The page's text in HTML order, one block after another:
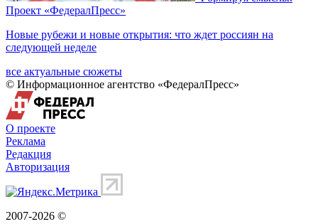
Проект «ФедералПресс»
Новые рубежи и новые открытия: что ждет россиян на
следующей неделе
все актуальные сюжеты
© Информационное агентство «ФедералПресс»
О проекте
Реклама
Редакция
Авторизация
2007-2026 ©